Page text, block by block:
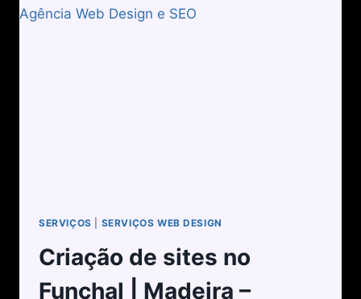
SERVIÇOS SERVIÇOS WEB DESIGN
Criação de sites no
Funchal | Madeira –